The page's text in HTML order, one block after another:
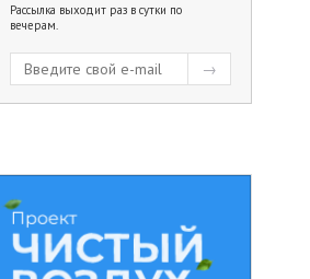
Рассылка выходит раз в сутки по
вечерам.